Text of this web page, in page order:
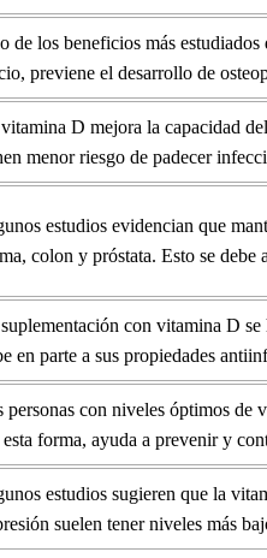
de los beneficios más
previene el desarrollo de
D mejora la capacidad
menor riesgo de padecer
estudios evidencian que
colon y próstata. Esto se
con vitamina D
en parte a sus propiedades
personas con niveles óptimos de
forma, ayuda a prevenir y
estudios sugieren que la
suelen tener niveles más